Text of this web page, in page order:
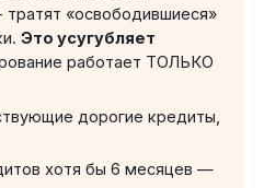
тратят «освободившиеся»
Это усугубляет
работает ТОЛЬКО
дорогие кредиты,
хотя бы 6 месяцев —